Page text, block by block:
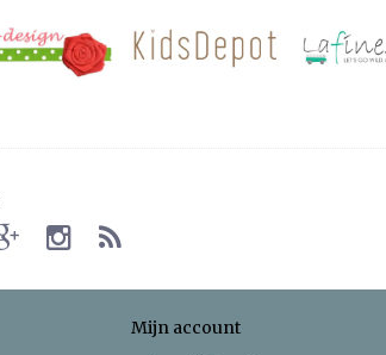
Mijn account